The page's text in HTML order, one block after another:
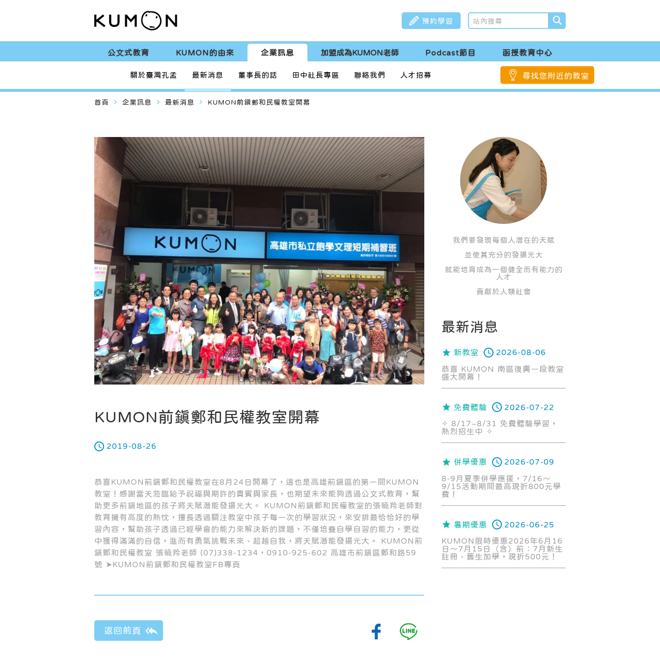
預約學習
公文式教育 KUMON的由來 企業訊息 加盟成為KUMON老師 Podcast節目 函授教育中心
關於臺灣孔孟 最新消息 董事長的話 田中社長專區 聯絡我們 人才招募 尋找您附近的教室
首頁 navigate_next 企業訊息 navigate_next 最新消息 navigate_next KUMON前鎮鄭和民權教室開幕
KUMON前鎮鄭和民權教室開幕
2019-08-26
恭喜KUMON前鎮鄭和民權教室在8月24日開幕了，這也是高雄前鎮區的第一間KUMON
教室！感謝當天蒞臨給予祝福與期許的貴賓與家長，也期望未來能夠透過公文式教育，幫
助更多前鎮地區的孩子將天賦潛能發揚光大。 KUMON前鎮鄭和民權教室的張曉羚老師對
教育擁有高度的熱忱，擅長透過關注教室中孩子每一次的學習狀況，來安排最恰恰好的學
習內容，幫助孩子透過已經學會的能力來解決新的課題，不僅培養自學自習的能力，更從
中獲得滿滿的自信，進而有勇氣挑戰未來、超越自我，將天賦潛能發揚光大。 KUMON前
鎮鄭和民權教室 張曉羚老師 (07)338-1234，0910-925-602 高雄市前鎮區鄭和路59
號 ➤KUMON前鎮鄭和民權教室FB專頁
我們要發現每個人潛在的天賦
並使其充分的發揚光大
就能培育成為一個健全而有能力的
人才
貢獻於人類社會
最新消息
新教室 2026-08-06
恭喜 KUMON 南區復興一段教室
盛大開幕！
免費體驗 2026-07-22
✧ 8/17~8/31 免費體驗學習，
熱烈招生中 ✧
併學優惠 2026-07-09
8-9月夏季併學應援，7/16～
9/15活動期間最高現折800元學
費！
暑期優惠 2026-06-25
KUMON限時優惠2026年6月16
日～7月15日（含）前：7月新生
註冊、舊生加學，現折500元！